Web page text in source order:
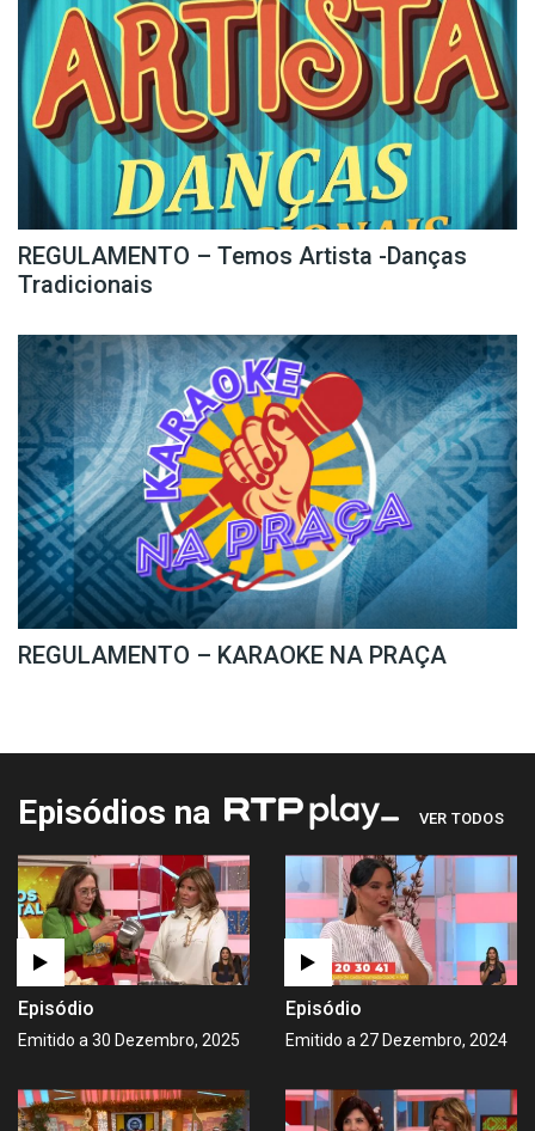
REGULAMENTO – Temos Artista -Danças
Tradicionais
REGULAMENTO – KARAOKE NA PRAÇA
Episódios na VER TODOS
Episódio
Emitido a 30 Dezembro, 2025
Episódio
Emitido a 27 Dezembro, 2024